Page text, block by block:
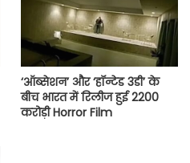
‘ऑब्सेशन’ और ‘हॉन्टेड 3डी’ के
बीच भारत में रिलीज हुई 2200
करोड़ी Horror Film